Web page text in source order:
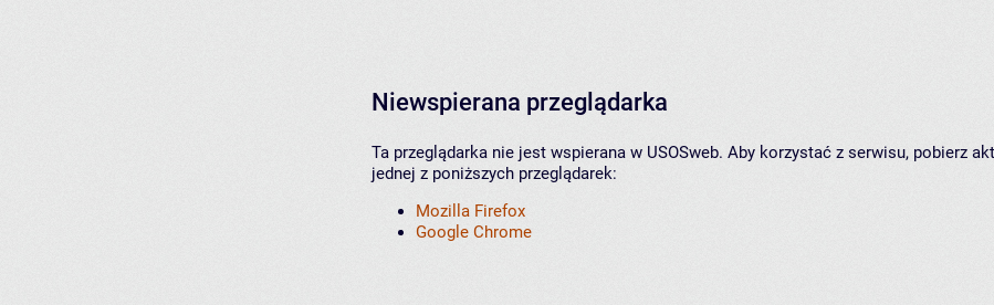
Niewspierana przeglądarka
Ta przeglądarka nie jest wspierana w USOSweb. Aby korzystać z serwisu, pobierz
jednej z poniższych przeglądarek:
Mozilla Firefox
Google Chrome